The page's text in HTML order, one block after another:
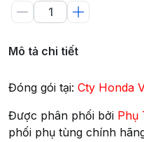
Mô tả chi tiết
Đóng gói tại: Cty Honda
Được phân phối bởi Phụ
phối phụ tùng chính